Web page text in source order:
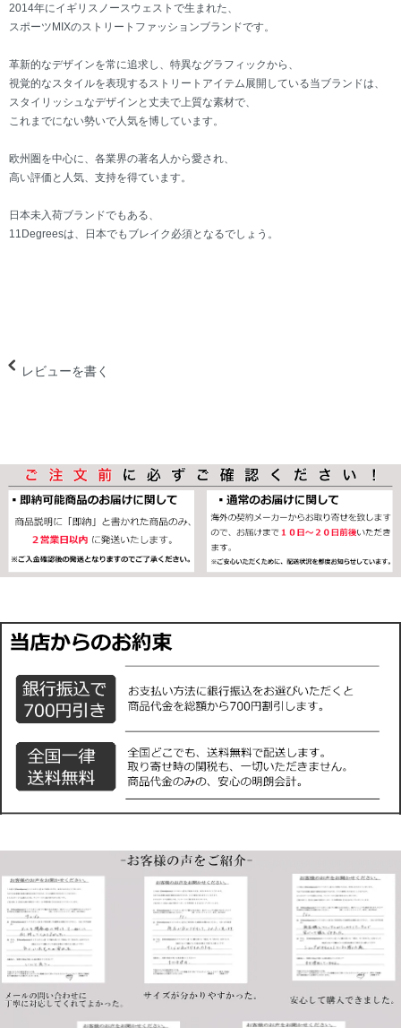
2014年にイギリスノースウェストで生まれた、
スポーツMIXのストリートファッションブランドです。
革新的なデザインを常に追求し、特異なグラフィックから、
視覚的なスタイルを表現するストリートアイテム展開している当ブランドは、
スタイリッシュなデザインと丈夫で上質な素材で、
これまでにない勢いで人気を博しています。
欧州圏を中心に、各業界の著名人から愛され、
高い評価と人気、支持を得ています。
日本未入荷ブランドでもある、
11Degreesは、日本でもブレイク必須となるでしょう。
レビューを書く